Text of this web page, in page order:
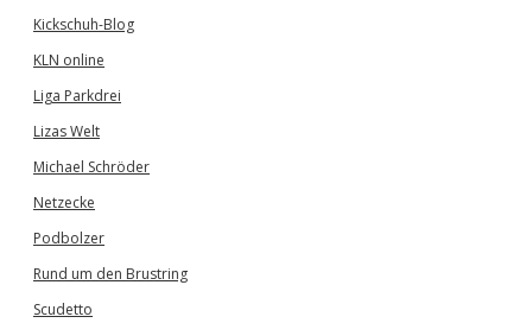
Kickschuh-Blog
KLN online
Liga Parkdrei
Lizas Welt
Michael Schröder
Netzecke
Podbolzer
Rund um den Brustring
Scudetto